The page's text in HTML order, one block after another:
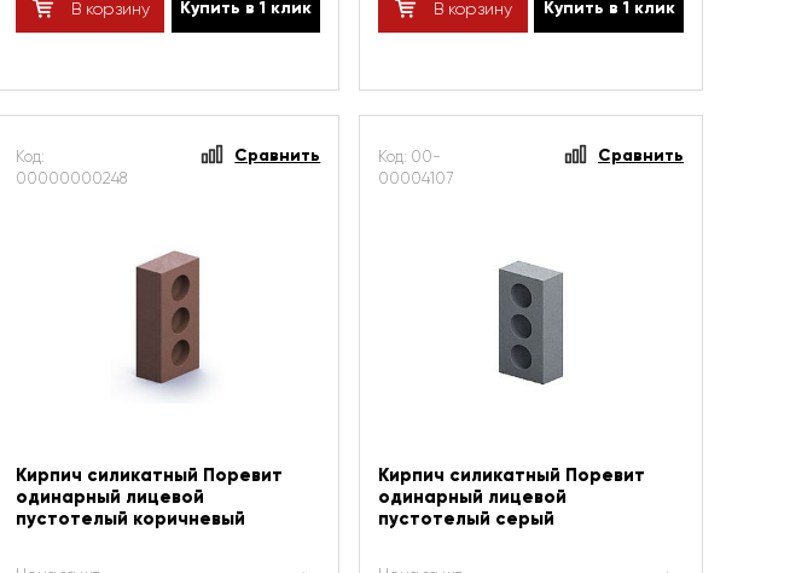
В корзину Купить в 1 клик В корзину Купить в 1 клик
Код:
00000000248
Сравнить
Кирпич силикатный Поревит
одинарный лицевой
пустотелый коричневый
Код: 00-
00004107
Сравнить
Кирпич силикатный Поревит
одинарный лицевой
пустотелый серый